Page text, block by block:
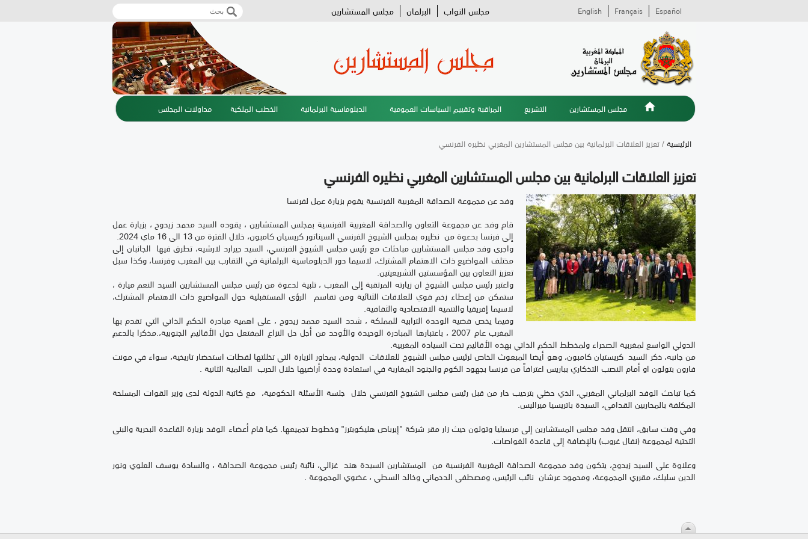
استمارة البحث
‏بحث ‏ مجلس النواب البرلمان مجلس المستشارين Español
Français
English
مجلس المستشارين التشريع المراقبة وتقييم السياسات العمومية الدبلوماسية البرلمانية الخطب الملكية مداولات المجلس
الرئيسية/ تعزيز العلاقات البرلمانية بين مجلس المستشارين المغربي نظيره الفرنسي
تعزيز العلاقات البرلمانية بين مجلس المستشارين المغربي نظيره الفرنسي
وفد عن مجموعة الصداقة المغربية الفرنسية يقوم بزيارة عمل لفرنسا
قام وفد عن مجموعة التعاون والصداقة المغربية الفرنسية بمجلس المستشارين ، يقوده السيد محمد زيدوح ، بزيارة عمل
إلى فرنسا بدعوة من نظيره بمجلس الشيوخ الفرنسي السيناتور كريسيان كامبون، خلال الفترة من 13 الى 16 ماي 2024.
واجرى وفد مجلس المستشارين مباحثات مع رئيس مجلس الشيوخ الفرنسي، السيد جيرارد لارشيه، تطرق فيها الجانبان إلى
مختلف المواضيع ذات الاهتمام المشترك، لاسيما دور الدبلوماسية البرلمانية في التقارب بين المغرب وفرنسا، وكذا سبل
تعزيز التعاون بين المؤسستين التشريعيتين.
واعتبر رئيس مجلس الشيوخ ان زيارته المرتقبة إلى المغرب ، تلبية لدعوة من رئيس مجلس المستشارين السيد النعم ميارة ،
ستمكن من إعطاء زخم قوي للعلاقات الثنائية ومن تقاسم الرؤى المستقبلية حول المواضيع ذات الاهتمام المشترك،
لاسيما إفريقيا والتنمية الاقتصادية والثقافية.
وفيما يخص قضية الوحدة الترابية للمملكة ، شدد السيد محمد زيدوح ، على اهمية مبادرة الحكم الذاتي التي تقدم بها
المغرب عام 2007 ، باعتبارها المبادرة الوحيدة والأوحد من أجل حل النزاع المفتعل حول الأقاليم الجنوبية،.مذكرا بالدعم
الدولي الواسع لمغربية الصحراء ولمخطط الحكم الذاتي بهذه الأقاليم تحت السيادة المغربية.
من جانبه، ذكر السيد كريستيان كامبون، وهو أيضا المبعوث الخاص لرئيس مجلس الشيوخ للعلاقات الدولية، بمحاور الزيارة التي تخللتها لقطات استحضار تاريخية، سواء في مونت
فارون بتولون او أمام النصب التذكاري بباريس اعترافاً من فرنسا بجهود الكوم والجنود المغاربة في استعادة وحدة أراضيها خلال الحرب العالمية الثانية .
كما تباحث الوفد البرلماني المغربي، الذي حظي بترحيب حار من قبل رئيس مجلس الشيوخ الفرنسي خلال جلسة الأسئلة الحكومية، مع كاتبة الدولة لدى وزير القوات المسلحة
المكلفة بالمحاربين القدامى، السيدة باتريسيا ميراليس.
وفي وقت سابق، انتقل وفد مجلس المستشارين إلى مرسيليا وتولون حيث زار مقر شركة "إيرباص هليكوبترز" وخطوط تجميعها. كما قام أعضاء الوفد بزيارة القاعدة البحرية والبنى
التحتية لمجموعة (نفال غروب) بالإضافة إلى قاعدة الغواصات.
وعلاوة على السيد زيدوح، يتكون وفد مجموعة الصداقة المغربية الفرنسية من المستشارين السيدة هند غزالي، نائبة رئيس مجموعة الصداقة ، والسادة يوسف العلوي ونور
الدين سليك، مقرري المجموعة، ومحمود عرشان نائب الرئيس، ومصطفى الدحماني وخالد السطي ، عضوي المجموعة .